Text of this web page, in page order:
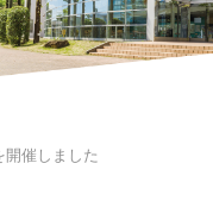
催しました